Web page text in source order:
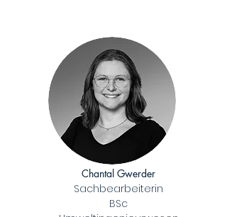
Chantal Gwerder
Sachbearbeiterin
BSc